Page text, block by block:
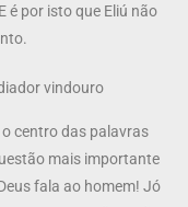
é por isto que Eliú não
vindouro
centro das palavras
mais importante
fala ao homem! Jó